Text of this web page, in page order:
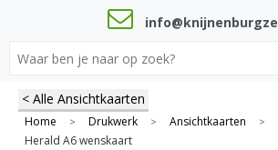
< Alle Ansichtkaarten
Home > Drukwerk > Ansichtkaarten >
Herald A6 wenskaart